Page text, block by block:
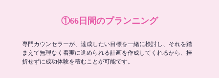
①66日間のプランニング
専門カウンセラーが、達成したい目標を一緒に検討し、それを踏
まえて無理なく着実に進められる計画を作成してくれるから、挫
折せずに成功体験を積むことが可能です。